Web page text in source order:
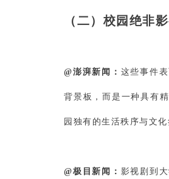
（二）校园绝非
@澎湃新闻： 这些事件
背景板，而是一种具有
园独有的生活秩序与文
@极目新闻： 影视剧到